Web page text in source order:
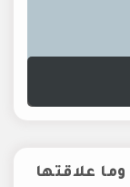
علاقتها